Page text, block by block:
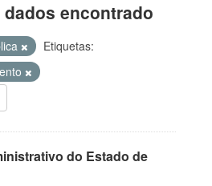
encontrado
Etiquetas:
do Estado de